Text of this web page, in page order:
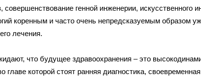
генной инженерии, искусственного
коренным и часто очень непредсказуемым образом
лечения.
что будущее здравоохранения – это
которой стоят ранняя диагностика, своевременная